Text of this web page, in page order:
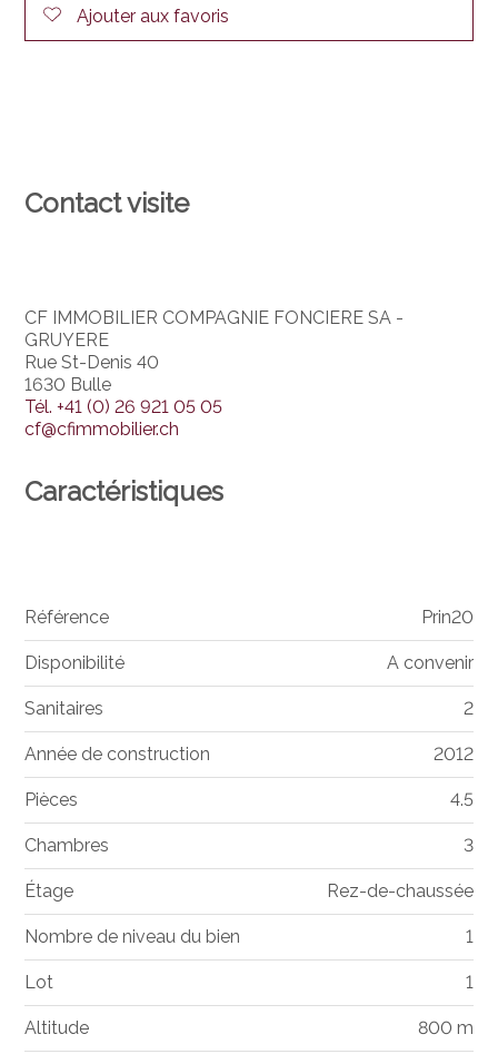
Ajouter aux favoris
Contact visite
CF IMMOBILIER COMPAGNIE FONCIERE SA -
GRUYERE
Rue St-Denis 40
1630 Bulle
Tél.+41 (0) 26 921 05 05
cf@cfimmobilier.ch
Caractéristiques
Référence Prin20
Disponibilité A convenir
Sanitaires 2
Année de construction 2012
Pièces 4.5
Chambres 3
Étage Rez-de-chaussée
Nombre de niveau du bien 1
Lot 1
Altitude 800 m